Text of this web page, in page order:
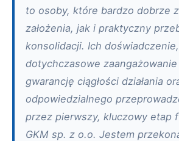
to osoby, które bardzo dobrze
założenia, jak i praktyczny
konsolidacji. Ich
dotychczasowe zaangażowanie
gwarancję ciągłości działania
odpowiedzialnego
przez pierwszy, kluczowy etap
GKM sp. z o.o. Jestem